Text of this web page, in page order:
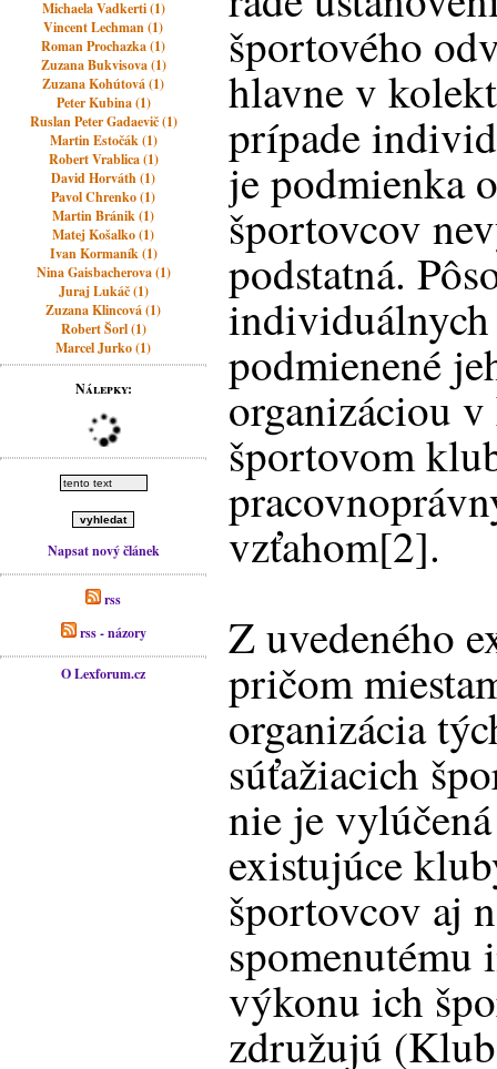
Michaela Vadkerti (1)
Vincent Lechman (1)
Roman Prochazka (1)
Zuzana Bukvisova (1)
Zuzana Kohútová (1)
Peter Kubina (1)
Ruslan Peter Gadaevič (1)
Martin Estočák (1)
Robert Vrablica (1)
David Horváth (1)
Pavol Chrenko (1)
Martin Bránik (1)
Matej Košalko (1)
Ivan Kormaník (1)
Nina Gaisbacherova (1)
Juraj Lukáč (1)
Zuzana Klincová (1)
Robert Šorl (1)
Marcel Jurko (1)
Nálepky:
Napsat nový článek
rss
rss - názory
O Lexforum.cz
športového
hlavne v
prípade
je podmienka
športovcov
podstatná.
podmienené
organizáciou
športovom
vzťahom[2].
Z uvedeného
pričom
organizácia
súťažiacich
nie je
existujúce
športovcov aj
výkonu ich
združujú